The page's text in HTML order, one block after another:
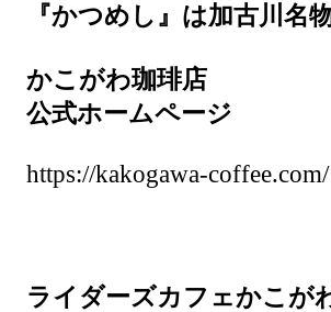
『かつめし』は加古川名
かこがわ珈琲店
公式ホームページ
https://kakogawa-coffee.com/
ライダーズカフェかこが